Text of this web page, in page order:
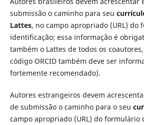
submissão o caminho para seu
Lattes, no campo apropriado (URL) do
identificação; essa informação é
também o Lattes de todos os
código ORCID também deve ser
fortemente recomendado).
Autores estrangeiros devem
de submissão o caminho para o seu
campo apropriado (URL) do formulário